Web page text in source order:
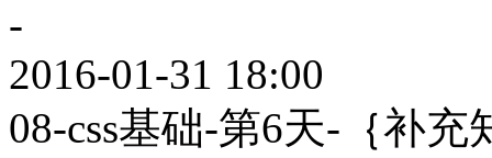
-
2016-01-31 18:00
08-css基础-第6天-｛补